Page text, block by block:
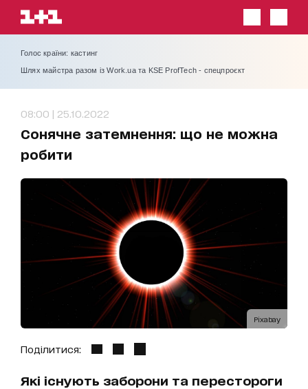
Голос країни: кастинг
Шлях майстра разом із Work.ua та KSE ProfTech - спецпроєкт
08:00 | 25.10.2022
Сонячне затемнення: що не можна
робити
Pixabay
Поділитися:
Які існують заборони та перестороги